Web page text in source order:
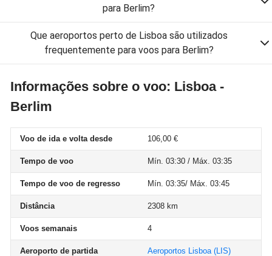
para Berlim?
Que aeroportos perto de Lisboa são utilizados
frequentemente para voos para Berlim?
Informações sobre o voo: Lisboa -
Berlim
Voo de ida e volta desde 106,00 €
Tempo de voo Mín. 03:30 / Máx. 03:35
Tempo de voo de regresso Mín. 03:35/ Máx. 03:45
Distância 2308 km
Voos semanais 4
Aeroporto de partida Aeroportos Lisboa(LIS)